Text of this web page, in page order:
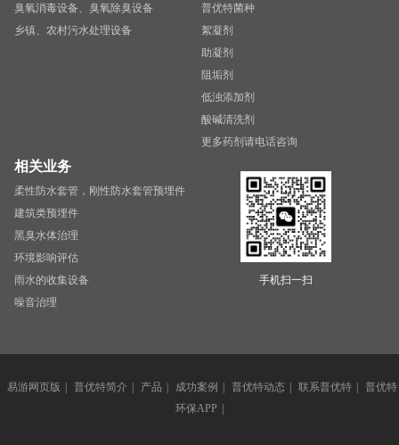
臭氧消毒设备、臭氧除臭设备
乡镇、农村污水处理设备
普优特菌种
絮凝剂
助凝剂
阻垢剂
低浊添加剂
酸碱清洗剂
更多药剂请电话咨询
相关业务
柔性防水套管，刚性防水套管预埋件
建筑类预埋件
黑臭水体治理
环境影响评估
雨水的收集设备
噪音治理
手机扫一扫
易游网页版 普优特简介 产品 成功案例 普优特动态 联系普优特
普优特
环保APP